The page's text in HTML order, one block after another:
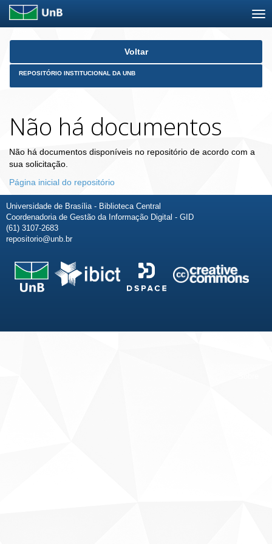
Skip
Voltar
REPOSITÓRIO INSTITUCIONAL DA UNB
Não há documentos
Não há documentos disponíveis no repositório de acordo com a
sua solicitação.
Página inicial do repositório
Universidade de Brasília - Biblioteca Central
Coordenadoria de Gestão da Informação Digital - GID
(61) 3107-2683
repositorio@unb.br